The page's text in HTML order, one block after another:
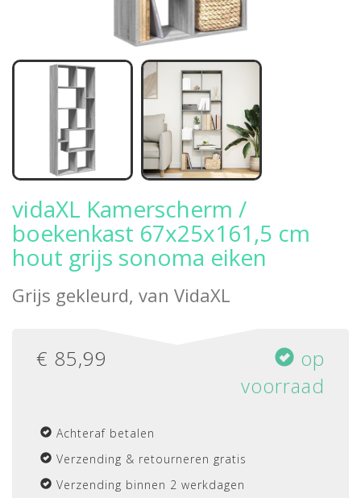
vidaXL Kamerscherm /
boekenkast 67x25x161,5 cm
hout grijs sonoma eiken
Grijs gekleurd, van VidaXL
€ 85,99
op
voorraad
Achteraf betalen
Verzending & retourneren gratis
Verzending binnen 2 werkdagen